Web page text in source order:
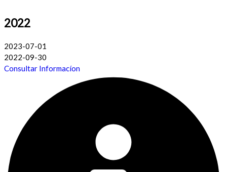
2022
2023-07-01
2022-09-30
Consultar Informacíon